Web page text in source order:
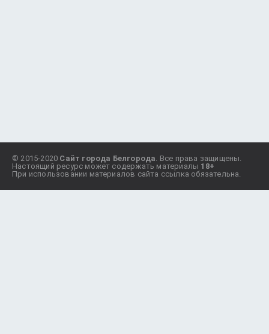
© 2015-2020 Сайт города Белгорода. Все права защищены.
Настоящий ресурс может содержать материалы 18+
При использовании материалов сайта ссылка обязательна.